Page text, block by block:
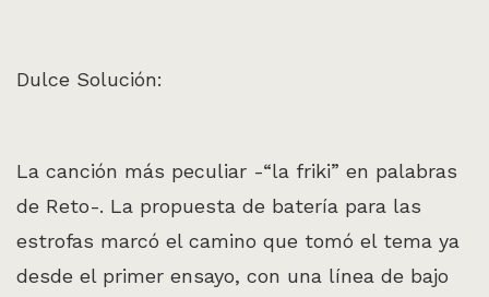
Dulce Solución:
La canción más peculiar -“la friki” en palabras
de Reto-. La propuesta de batería para las
estrofas marcó el camino que tomó el tema ya
desde el primer ensayo, con una línea de bajo